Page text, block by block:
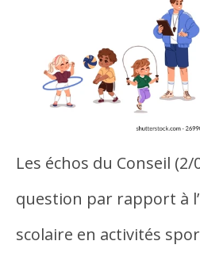
Les échos du Conseil (2/
question par rapport à
scolaire en activités